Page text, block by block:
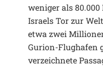
weniger als 80.000
Israels Tor zur
etwa zwei
Gurion-Flughafen
verzeichnete